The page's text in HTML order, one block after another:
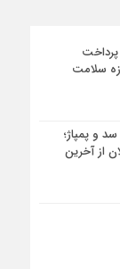
پرداخت
سلامت
تا سد و پمپاژ؛
از آخرین